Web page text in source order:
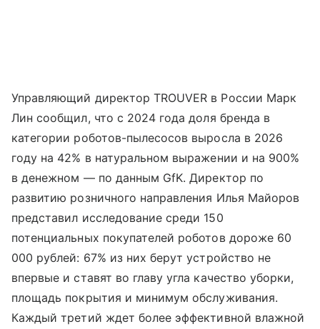
Управляющий директор TROUVER в России Марк
Лин сообщил, что с 2024 года доля бренда в
категории роботов-пылесосов выросла в 2026
году на 42% в натуральном выражении и на 900%
в денежном — по данным GfK. Директор по
развитию розничного направления Илья Майоров
представил исследование среди 150
потенциальных покупателей роботов дороже 60
000 рублей: 67% из них берут устройство не
впервые и ставят во главу угла качество уборки,
площадь покрытия и минимум обслуживания.
Каждый третий ждет более эффективной влажной